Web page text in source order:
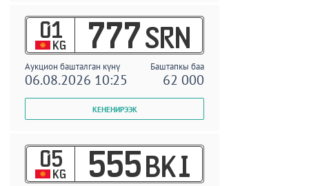
01
KG 777 SRN
Аукцион башталган күнү Баштапкы баа
06.08.2026 10:25 62 000
05
KG 555 BKI